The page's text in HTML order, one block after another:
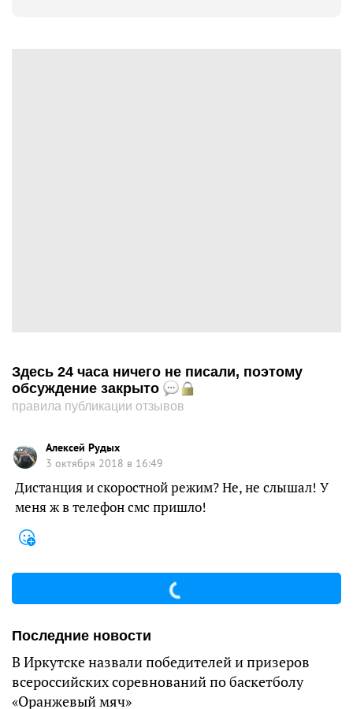
Здесь 24 часа ничего не писали, поэтому
обсуждение закрыто
правила публикации отзывов
Алексей Рудых
3 октября 2018 в 16:49
Дистанция и скоростной режим? Не, не слышал! У
меня ж в телефон смс пришло!
Последние новости
В Иркутске назвали победителей и призеров
всероссийских соревнований по баскетболу
«Оранжевый мяч»